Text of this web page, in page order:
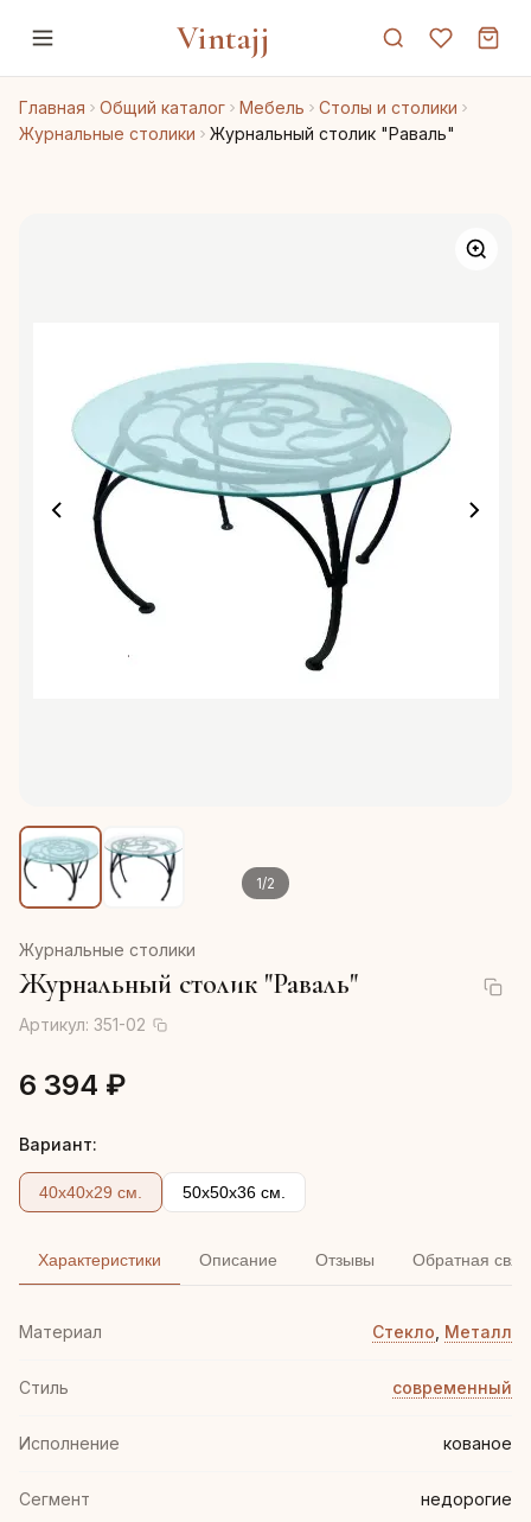
Vintajj
Главная Общий каталог Мебель
Столы и столики
Журнальные столики
Журнальный столик "Раваль"
1/2
Журнальные столики
Журнальный столик "Раваль"
Артикул: 351-02
6 394 ₽
Вариант:
40х40х29 см. 50х50х36 см.
Характеристики Описание Отзывы Обратная
Материал Стекло Металл
Стиль современный
Иcполнение кованое
Сегмент недорогие